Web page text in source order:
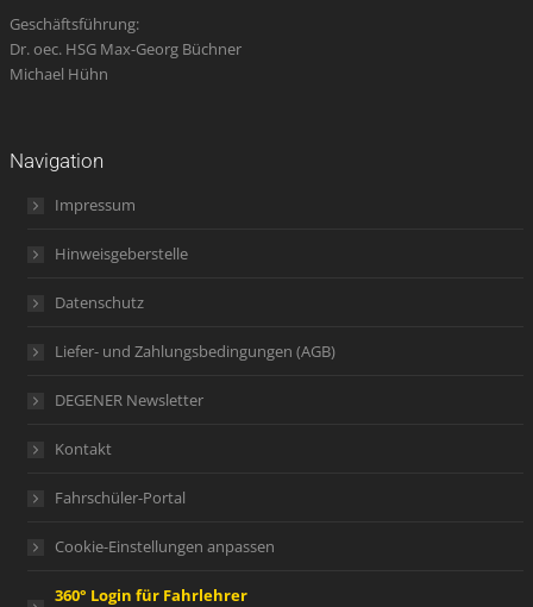
Geschäftsführung:
Dr. oec. HSG Max-Georg Büchner
Michael Hühn
Navigation
Impressum
Hinweisgeberstelle
Datenschutz
Liefer- und Zahlungsbedingungen (AGB)
DEGENER Newsletter
Kontakt
Fahrschüler-Portal
Cookie-Einstellungen anpassen
360° Login für Fahrlehrer